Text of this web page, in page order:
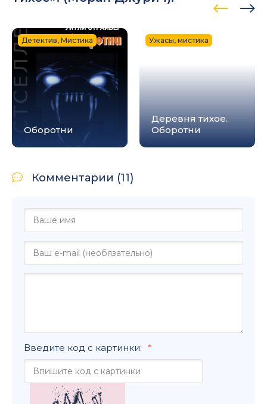
Оборотни
Детектив, Мистика
Деревня тихое.
Оборотни
Ужасы, мистика
Комментарии (11)
Введите код с картинки: